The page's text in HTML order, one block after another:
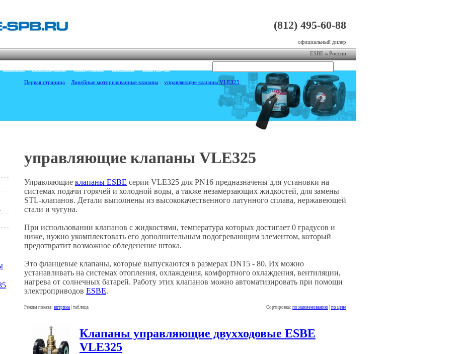
(812) 495-60-88
официальный дилер
ESBE в России
Новости·Рекомендации·Инструкции·Контакты ·Ваш раздел
Первая страница » Линейные моторизованные клапаны » управляющие клапаны VLE325
управляющие клапаны VLE325
Управляющие клапаны ESBE серии VLE325 для PN16 предназначены для установки на
системах подачи горячей и холодной воды, а также незамерзающих жидкостей, для замены
STL-клапанов. Детали выполнены из высококачественного латунного сплава, нержавеющей
стали и чугуна.
При использовании клапанов с жидкостями, температура которых достигает 0 градусов и
ниже, нужно укомплектовать его дополнительным подогревающим элементом, который
предотвратит возможное обледенение штока.
Это фланцевые клапаны, которые выпускаются в размерах DN15 - 80. Их можно
устанавливать на системах отопления, охлаждения, комфортного охлаждения, вентиляции,
нагрева от солнечных батарей. Работу этих клапанов можно автоматизировать при помощи
электроприводов ESBE.
Режим показа: витрина | таблица Сортировка: по наименованию по цене
Клапаны управляющие двухходовые ESBE
VLЕ325